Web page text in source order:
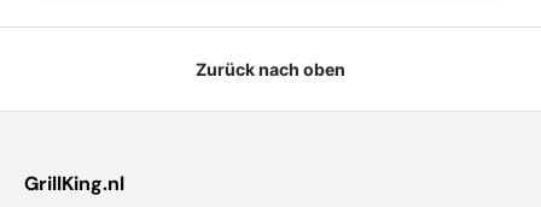
Zurück nach oben
GrillKing.nl